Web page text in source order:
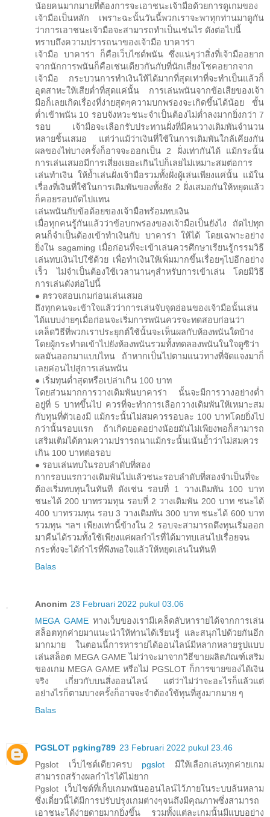
น้อยคนมากมายที่ต้องการจะเอาชนะเจ้ามือด้วยการดูเกมของ
เจ้ามือเป็นหลัก เพราะฉะนั้นวันนี้พวกเราจะพาทุกท่านมาดูกัน
ว่าการเอาชนะเจ้ามือจะสามารถทำเป็นเช่นไร ดังต่อไปนี้
ทราบถึงความปรารถนาของเจ้ามือ บาคาร่า
เจ้ามือ บาคาร่า ก็คือเว็บไซต์พนัน ซึ่งแน่ๆว่าสิ่งที่เจ้ามืออยาก
จากนักการพนันก็คือเช่นเดียวกันกับที่นักเสี่ยงโชคอยากจาก
เจ้ามือ กระบวนการทำเงินให้ได้มากที่สุดเท่าที่จะทำเป็นแล้วก็
อุตสาหะให้เสียต่ำที่สุดแค่นั้น การเล่นพนันจากข้อเสียของเจ้า
มือก็เลยเกิดเรื่องที่ง่ายสุดๆความบกพร่องจะเกิดขึ้นได้น้อย ขั้น
ต่ำเข้าพนัน 10 รอบจังหวะชนะจำเป็นต้องไม่ต่ำลงมากยิ่งกว่า 7
รอบ เจ้ามือจะเลือกรับประทานฝั่งที่มีคนวางเดิมพันจำนวน
หลายชิ้นเสมอ แต่ว่าแม้ว่าเงินที่ใช้ในการเดิมพันใกล้เคียงกัน
ผลของไพ่บางครั้งก็อาจจะออกเป็น 2 ฝั่งเท่ากันได้ แม้กระนั้น
การเล่นเสมอมีการเสี่ยงเยอะเกินไปก็เลยไม่เหมาะสมต่อการ
เล่นทำเงิน ให้ย้ำเล่นฝั่งเจ้ามือรวมทั้งฝั่งผู้เล่นเพียงแค่นั้น แม้ใน
เรื่องที่เงินที่ใช้ในการเดิมพันของทั้งยัง 2 ฝั่งเสมอกันให้หยุดแล้ว
ก็คอยรอบถัดไปแทน
เล่นพนันกับข้อด้อยของเจ้ามือพร้อมทบเงิน
เมื่อทุกคนรู้กันแล้วว่าข้อบกพร่องของเจ้ามือเป็นยังไง ถัดไปทุก
คนก็จำเป็นต้องเข้าทำเงินกับ บาคาร่า ให้ได้ โดยเฉพาะอย่าง
ยิ่งใน sagaming เมื่อก่อนที่จะเข้าเล่นควรศึกษาเรียนรู้กรรมวิธี
เล่นทบเงินไปใช้ด้วย เพื่อทำเงินให้เพิ่มมากขึ้นเรื่อยๆไปอีกอย่าง
เร็ว ไม่จำเป็นต้องใช้เวลานานๆสำหรับการเข้าเล่น โดยมีวิธี
การเล่นดังต่อไปนี้
● ตรวจสอบเกมก่อนเล่นเสมอ
ถึงทุกคนจะเข้าใจแล้วว่าการเล่นจับจุดอ่อนของเจ้ามือนั้นเล่น
ได้แบบง่ายๆเมื่อก่อนจะเริ่มการพนันควรจะทดสอบก่อนว่า
เคล็ดวิธีที่พวกเราประยุกต์ใช้นั้นจะเห็นผลกับห้องพนันใดบ้าง
โดยผู้กระทำดเข้าไปยังห้องพนันรวมทั้งทดลองพนันในใจดูซิว่า
ผลมันออกมาแบบไหน ถ้าหากเป็นไปตามแนวทางที่จัดแจงมาก็
เลยค่อนไปสู่การเล่นพนัน
● เริ่มทุนต่ำสุดหรือเปล่าเกิน 100 บาท
โดยส่วนมากการวางเดิมพันบาคาร่า นั้นจะมีการวางอย่างต่ำ
อยู่ที่ 5 บาทขึ้นไป ควรที่จะทำการเลือกวางเดิมพันให้เหมาะสม
กับทุนที่ตัวเองมี แม้กระนั้นไม่สมควรรอบละ 100 บาทโดยยิ่งไป
กว่านั้นรอบแรก ถ้าเกิดยอดอย่างน้อยมันไม่เพียงพอก็สามารถ
เสริมเติมได้ตามความปรารถนาแม้กระนั้นเน้นย้ำว่าไม่สมควร
เกิน 100 บาทต่อรอบ
● รอบเล่นทบในรอบลำดับที่สอง
กากรอบแรกวางเดิมพันไปแล้วชนะรอบลำดับที่สองจำเป็นที่จะ
ต้องเริ่มทบทุนในทันที ดังเช่น รอบที่ 1 วางเดิมพัน 100 บาท
ชนะได้ 200 บาทรวมทุน รอบที่ 2 วางเดิมพัน 200 บาท ชนะได้
400 บาทรวมทุน รอบ 3 วางเดิมพัน 300 บาท ชนะได้ 600 บาท
รวมทุน ฯลฯ เพียงเท่านี้ข้างใน 2 รอบจะสามารถดึงทุนเริ่มออก
มาคืนได้รวมทั้งใช้เพียงแค่ผลกำไรที่ได้มาทบเล่นไปเรื่อยจน
กระทั่งจะได้กำไรที่พึงพอใจแล้วให้หยุดเล่นในทันที
Balas
Anonim 23 Februari 2022 pukul 03.06
MEGA GAME ทางเว็บของเรามีเคล็ดลับหารายได้จากการเล่น
สล็อตทุกค่ายมาแนะนำให้ท่านได้เรียนรู้ และสนุกไปด้วยกันอีก
มากมาย ในตอนนี้การหารายได้ออนไลน์มีหลากหลายรูปแบบ
เล่นสล็อต MEGA GAME ไม่ว่าจะมาจากวิธีขายผลิตภัณฑ์เสริม
ของเกม MEGA GAME หรือไม่ PGSLOT ก็การขายของได้เงิน
จริง เกี่ยวกับบนสิ่งออนไลน์ แต่ว่าไม่ว่าจะอะไรก็แล้วแต่
อย่างไรก็ตามบางครั้งก็อาจจะจำต้องใข้ทุนที่สูงมากมาย ๆ
Balas
PGSLOT pgking789 23 Februari 2022 pukul 23.46
Pgslot เว็บไซต์เดียวครบ pgslot มีให้เลือกเล่นทุกค่ายเกม
สามารถสร้างผลกำไรได้ไม่ยาก
Pgslot เว็บไซต์ที่เก็บเกมพนันออนไลน์ไว้ภายในระบบล้นหลาม
ซึ่งเดี๋ยวนี้ได้มีการปรับปรุงเกมต่างๆจนถึงมีคุณภาพซึ่งสามารถ
เอาชนะได้ง่ายดายมากยิ่งขึ้น รวมทั้งแต่ละเกมนั้นมีแบบอย่าง